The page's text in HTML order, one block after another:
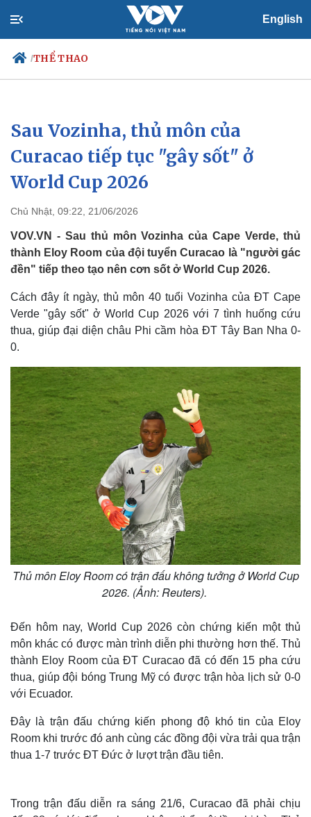
English
/THỂ THAO
Chính trị
Đảng
Tổ chức nhân sự
Quốc hội
Nhận diện sự thật
Xã hội
Tin 24h
Dự báo thời tiết
Sau Vozinha, thủ môn của
Curacao tiếp tục "gây sốt" ở
World Cup 2026
Chủ Nhật, 09:22, 21/06/2026
VOV.VN - Sau thủ môn Vozinha của Cape Verde, thủ
thành Eloy Room của đội tuyển Curacao là "người gác
đền" tiếp theo tạo nên cơn sốt ở World Cup 2026.
Cách đây ít ngày, thủ môn 40 tuổi Vozinha của ĐT Cape
Verde "gây sốt" ở World Cup 2026 với 7 tình huống cứu
thua, giúp đại diện châu Phi cầm hòa ĐT Tây Ban Nha 0-
0.
Thủ môn Eloy Room có trận đấu không tưởng ở World Cup
2026. (Ảnh: Reuters).
Đến hôm nay, World Cup 2026 còn chứng kiến một thủ
môn khác có được màn trình diễn phi thường hơn thế. Thủ
thành Eloy Room của ĐT Curacao đã có đến 15 pha cứu
thua, giúp đội bóng Trung Mỹ có được trận hòa lịch sử 0-0
với Ecuador.
Đây là trận đấu chứng kiến phong độ khó tin của Eloy
Room khi trước đó anh cùng các đồng đội vừa trải qua trận
thua 1-7 trước ĐT Đức ở lượt trận đầu tiên.
Trong trận đấu diễn ra sáng 21/6, Curacao đã phải chịu